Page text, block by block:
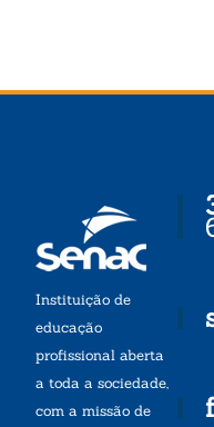
Instituição de
educação
profissional aberta
a toda a sociedade,
com a missão de